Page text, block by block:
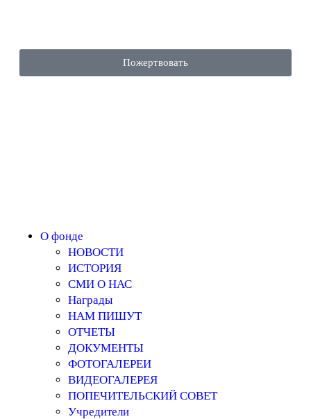
Пожертвовать
О фонде
НОВОСТИ
ИСТОРИЯ
СМИ О НАС
Награды
НАМ ПИШУТ
ОТЧЕТЫ
ДОКУМЕНТЫ
ФОТОГАЛЕРЕИ
ВИДЕОГАЛЕРЕЯ
ПОПЕЧИТЕЛЬСКИЙ СОВЕТ
Учредители